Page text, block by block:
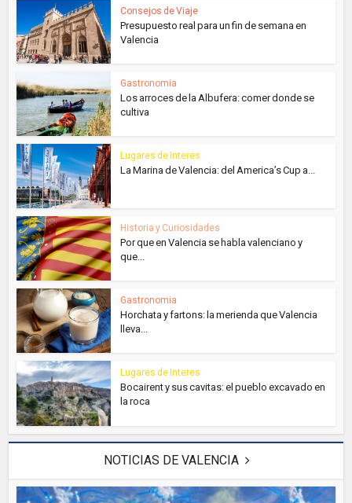
Consejos de Viaje
Presupuesto real para un fin de semana en
Valencia
Gastronomia
Los arroces de la Albufera: comer donde se
cultiva
Lugares de Interes
La Marina de Valencia: del America’s Cup a...
Historia y Curiosidades
Por que en Valencia se habla valenciano y
que...
Gastronomia
Horchata y fartons: la merienda que Valencia
lleva...
Lugares de Interes
Bocairent y sus cavitas: el pueblo excavado en
la roca
NOTICIAS DE VALENCIA